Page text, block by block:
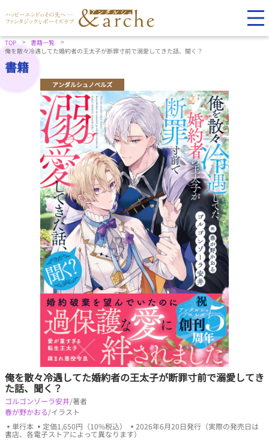
TOP
書籍一覧
俺を散々冷遇してた婚約者の王太子が断罪寸前で溺愛してきた話、聞く？
書籍
アンダルシュノベルズ
俺を散々冷遇してた婚約者の王太子が断罪寸前で溺愛してき
た話、聞く？
ゴルゴンゾーラ安井/著者
春が野かおる/イラスト
▪単行本 ▪定価1,650円（10%税込） ▪2026年6月20日発行（実際の発売日は
書店、各電子ストアによって異なります）